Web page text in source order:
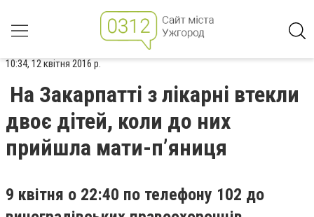
10:34, 12 квітня 2016 р.
На Закарпатті з лікарні втекли
двоє дітей, коли до них
прийшла мати-п’яниця
9 квітня о 22:40 по телефону 102 до